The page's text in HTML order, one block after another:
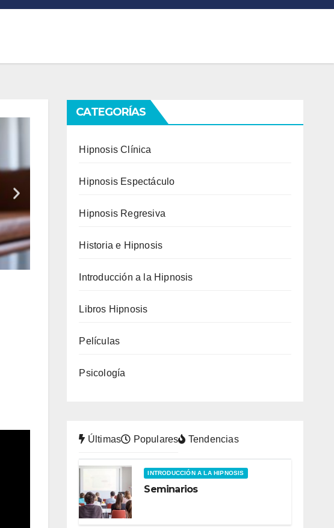
CATEGORÍAS
Hipnosis Clínica
Hipnosis Espectáculo
Hipnosis Regresiva
Historia e Hipnosis
Introducción a la Hipnosis
Libros Hipnosis
Películas
Psicología
Últimas Populares Tendencias
INTRODUCCIÓN A LA HIPNOSIS
Seminarios